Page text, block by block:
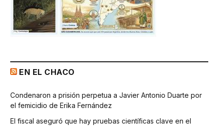
EN EL CHACO
Condenaron a prisión perpetua a Javier Antonio Duarte por
el femicidio de Erika Fernández
El fiscal aseguró que hay pruebas científicas clave en el